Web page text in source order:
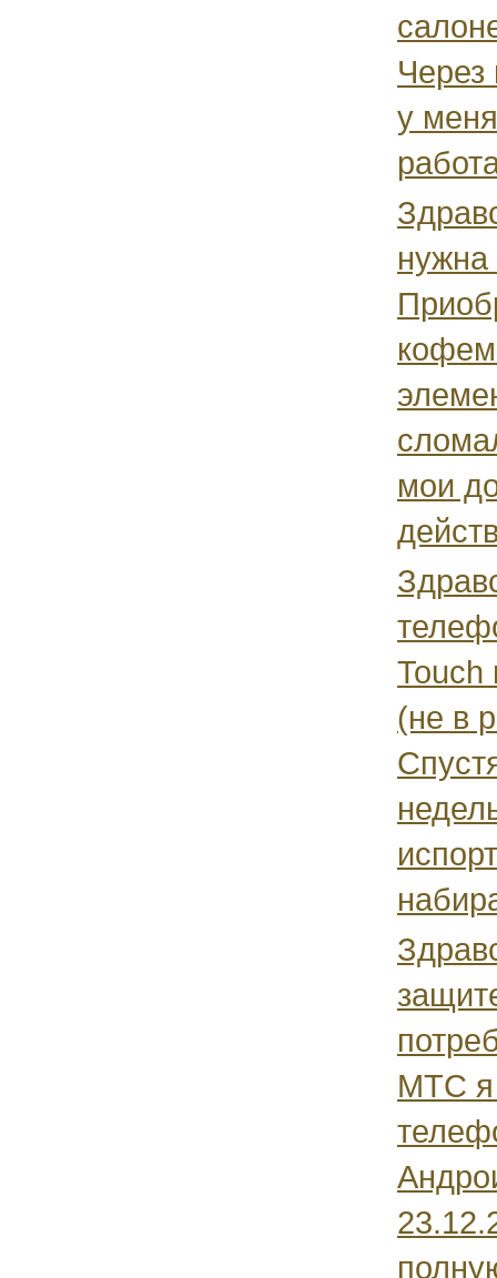
Через
у
мои
(не в
МТС я